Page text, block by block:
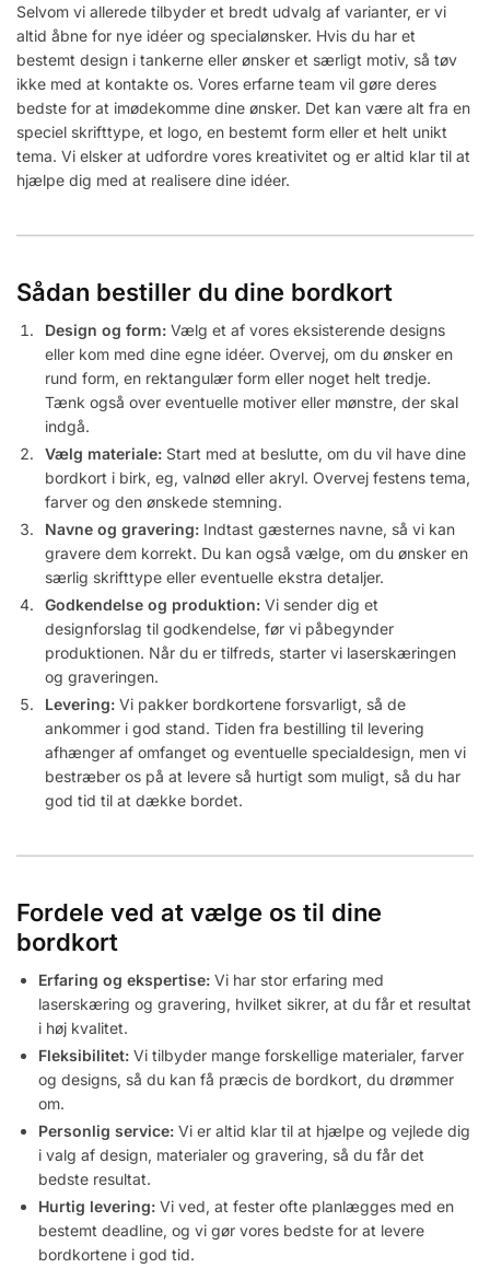
Selvom vi allerede tilbyder et bredt udvalg af varianter, er vi
altid åbne for nye idéer og specialønsker. Hvis du har et
bestemt design i tankerne eller ønsker et særligt motiv, så tøv
ikke med at kontakte os. Vores erfarne team vil gøre deres
bedste for at imødekomme dine ønsker. Det kan være alt fra en
speciel skrifttype, et logo, en bestemt form eller et helt unikt
tema. Vi elsker at udfordre vores kreativitet og er altid klar til at
hjælpe dig med at realisere dine idéer.
Sådan bestiller du dine bordkort
Design og form: Vælg et af vores eksisterende designs
eller kom med dine egne idéer. Overvej, om du ønsker en
rund form, en rektangulær form eller noget helt tredje.
Tænk også over eventuelle motiver eller mønstre, der skal
indgå.
Vælg materiale: Start med at beslutte, om du vil have dine
bordkort i birk, eg, valnød eller akryl. Overvej festens tema,
farver og den ønskede stemning.
Navne og gravering: Indtast gæsternes navne, så vi kan
gravere dem korrekt. Du kan også vælge, om du ønsker en
særlig skrifttype eller eventuelle ekstra detaljer.
Godkendelse og produktion: Vi sender dig et
designforslag til godkendelse, før vi påbegynder
produktionen. Når du er tilfreds, starter vi laserskæringen
og graveringen.
Levering: Vi pakker bordkortene forsvarligt, så de
ankommer i god stand. Tiden fra bestilling til levering
afhænger af omfanget og eventuelle specialdesign, men vi
bestræber os på at levere så hurtigt som muligt, så du har
god tid til at dække bordet.
Fordele ved at vælge os til dine
bordkort
Erfaring og ekspertise: Vi har stor erfaring med
laserskæring og gravering, hvilket sikrer, at du får et resultat
i høj kvalitet.
Fleksibilitet: Vi tilbyder mange forskellige materialer, farver
og designs, så du kan få præcis de bordkort, du drømmer
om.
Personlig service: Vi er altid klar til at hjælpe og vejlede dig
i valg af design, materialer og gravering, så du får det
bedste resultat.
Hurtig levering: Vi ved, at fester ofte planlægges med en
bestemt deadline, og vi gør vores bedste for at levere
bordkortene i god tid.